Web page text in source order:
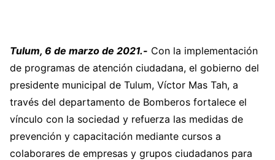
Tulum, 6 de marzo de 2021.- Con la implementación
de programas de atención ciudadana, el gobierno del
presidente municipal de Tulum, Víctor Mas Tah, a
través del departamento de Bomberos fortalece el
vínculo con la sociedad y refuerza las medidas de
prevención y capacitación mediante cursos a
colaborares de empresas y grupos ciudadanos para